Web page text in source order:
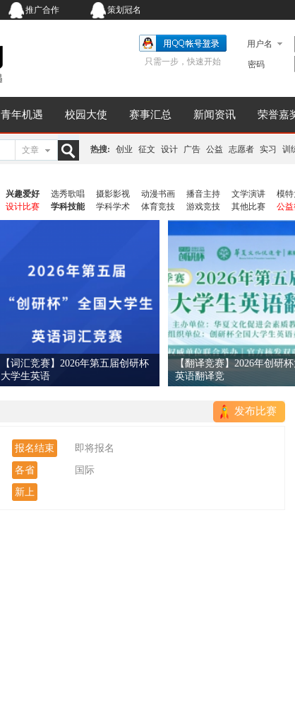
推广合作 策划冠名
用户名
密码
只需一步，快速开始
青年机遇 校园大使 赛事汇总 新闻资讯 荣誉嘉
文章 热搜: 创业 征文 设计 广告 公益 志愿者 实习 训
兴趣爱好 选秀歌唱 摄影影视 动漫书画 播音主持 文学演讲 模
设计比赛 学科技能 学科学术 体育竞技 游戏竞技 其他比赛 公
【词汇竞赛】2026年第五届创研杯
大学生英语
【翻译竞赛】2026年创研
英语翻译竞
发布比赛
报名结束
即将报名
各省
国际
新上